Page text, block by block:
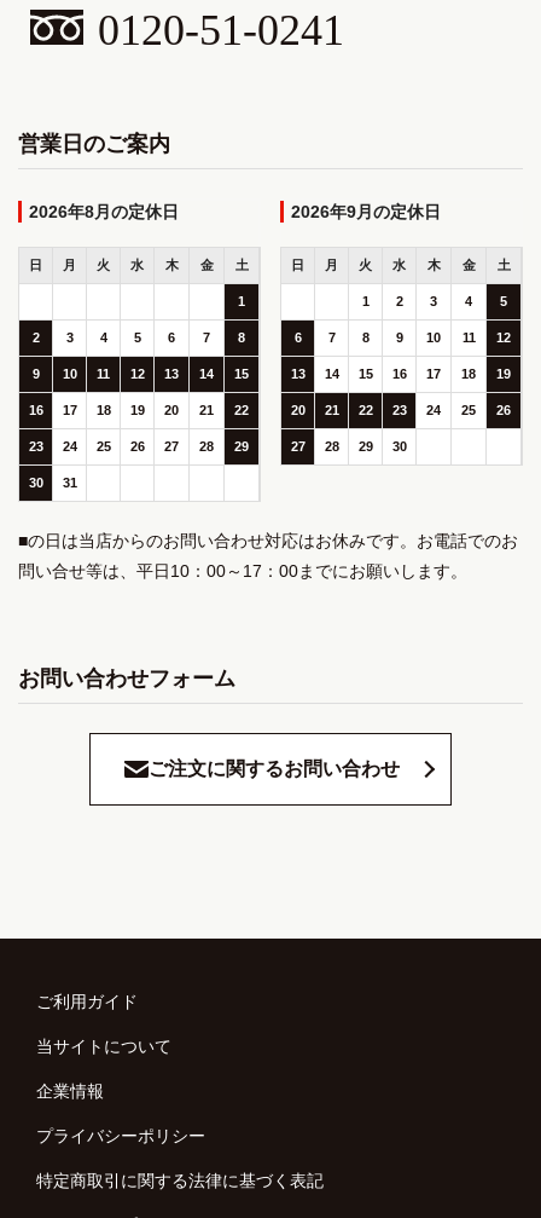
0120-51-0241
営業日のご案内
2026年8月
日 月 火 水 木 金 土
1
2 3 4 5 6 7 8
9 10 11 12 13 14 15
16 17 18 19 20 21 22
23 24 25 26 27 28 29
30 31
2026年9月
日 月 火 水 木 金 土
1 2 3 4 5
6 7 8 9 10 11 12
13 14 15 16 17 18 19
20 21 22 23 24 25 26
27 28 29 30
■の日は当店からのお問い合わせ対応はお休みです。お電話でのお
問い合せ等は、平日10：00～17：00までにお願いします。
お問い合わせフォーム
ご注文に関するお問い合わせ
ご利用ガイド
当サイトについて
企業情報
プライバシーポリシー
特定商取引に関する法律に基づく表記